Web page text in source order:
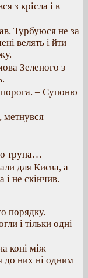
з крісла і в
Турбуюся не за
велять і йти
Зеленого з
– Супоню
метнувся
трупа…
для Києва, а
не скінчив.
порядку.
і тільки одні
коні між
до них ні одним